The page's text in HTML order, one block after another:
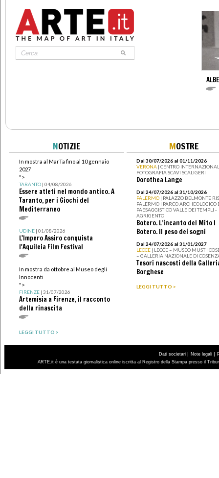
NOTIZIE
In mostra al MarTa fino al 10 gennaio
2027
">
TARANTO| 04/08/2026
Essere atleti nel mondo antico. A
Taranto, per i Giochi del
Mediterraneo
UDINE| 01/08/2026
L'Impero Assiro conquista
l'Aquileia Film Festival
In mostra da ottobre al Museo degli
Innocenti
">
FIRENZE| 31/07/2026
Artemisia a Firenze, il racconto
della rinascita
LEGGI TUTTO >
MOSTRE
Dal 30/07/2026 al 01/11/2026
VERONA | CENTRO
FOTOGRAFIA SCAVI SCALIGERI
Dorothea Lange
Dal 24/07/2026 al 31/10/2026
PALERMO | PALAZZO BELMONTE
PALERMO I PARCO ARCHEOLOGICO
PAESAGGISTICO VALLE DEI TEMPLI -
AGRIGENTO
Botero. L’incanto del Mito I
Botero. Il peso dei sogni
Dal 24/07/2026 al 31/01/2027
LECCE | LECCE – MUSEO MUST I
– GALLERIA NAZIONALE DI
Tesori nascosti della
Borghese
LEGGI TUTTO >
Dati societari | Note legali |
ARTE.it è una testata giornalistica online iscritta al Registro della Stampa presso il